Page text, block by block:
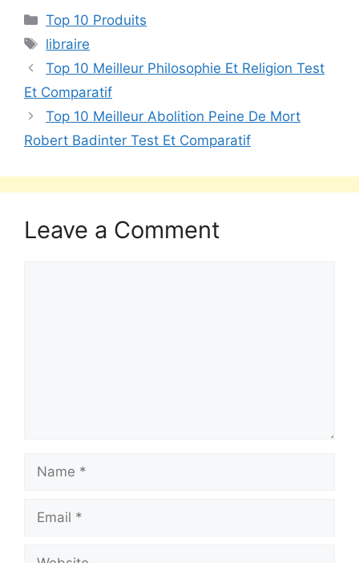
Top 10 Produits
libraire
Top 10 Meilleur Philosophie Et Religion Test
Et Comparatif
Top 10 Meilleur Abolition Peine De Mort
Robert Badinter Test Et Comparatif
Leave a Comment